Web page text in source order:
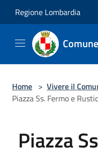
Regione Lombardia
Home > Vivere il
Piazza Ss. Fermo e
Piazza